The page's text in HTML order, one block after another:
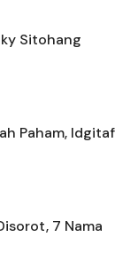
Sitohang
Paham, Idgitaf
7 Nama